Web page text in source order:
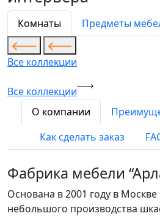
Комнаты Предметы
Все коллекции
Все коллекции
О компании
Как сделать заказ
Фабрика мебели
Основана в 2001 году в
небольшого производства